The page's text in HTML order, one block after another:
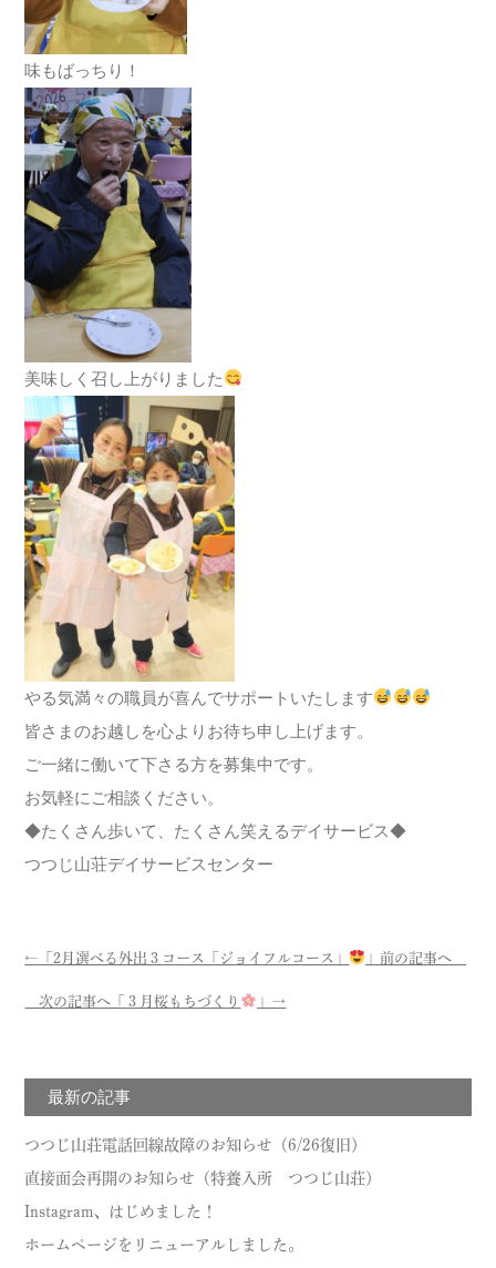
味もばっちり！
美味しく召し上がりました
やる気満々の職員が喜んでサポートいたします
皆さまのお越しを心よりお待ち申し上げます。
ご一緒に働いて下さる方を募集中です。
お気軽にご相談ください。
◆たくさん歩いて、たくさん笑えるデイサービス◆
つつじ山荘デイサービスセンター
←「 2月選べる外出３コース「ジョイフルコース」 」前の記事へ
次の記事へ「 ３月桜もちづくり 」→
最新の記事
つつじ山荘電話回線故障のお知らせ（6/26復旧）
直接面会再開のお知らせ（特養入所 つつじ山荘）
Instagram、はじめました！
ホームページをリニューアルしました。